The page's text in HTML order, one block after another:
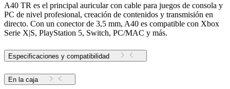
A40 TR es el principal auricular con cable para juegos de consola y
PC de nivel profesional, creación de contenidos y transmisión en
directo. Con un conector de 3,5 mm, A40 es compatible con Xbox
Serie X|S, PlayStation 5, Switch, PC/MAC y más.
Especificaciones y compatibilidad
En la caja